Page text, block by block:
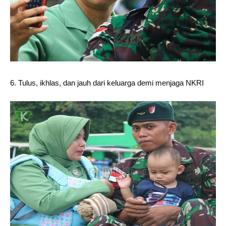
6. Tulus, ikhlas, dan jauh dari keluarga demi menjaga NKRI